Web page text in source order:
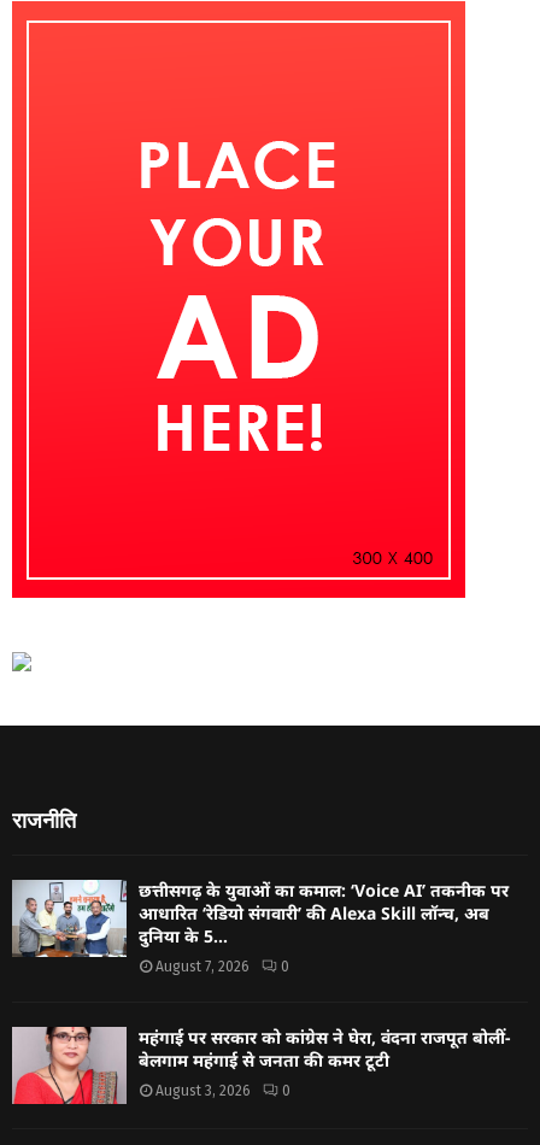
राजनीति
छत्तीसगढ़ के युवाओं का कमाल: ‘Voice AI’ तकनीक पर
आधारित ‘रेडियो संगवारी’ की Alexa Skill लॉन्च, अब
दुनिया के 5...
August 7, 2026 0
महंगाई पर सरकार को कांग्रेस ने घेरा, वंदना राजपूत बोलीं-
बेलगाम महंगाई से जनता की कमर टूटी
August 3, 2026 0